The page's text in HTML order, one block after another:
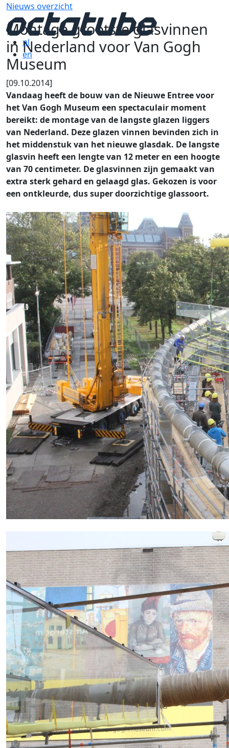
nl
en
Nieuws overzicht
Montage grootste glasvinnen
in Nederland voor Van Gogh
Museum
[09.10.2014]
Vandaag heeft de bouw van de Nieuwe Entree voor
het Van Gogh Museum een spectaculair moment
bereikt: de montage van de langste glazen liggers
van Nederland. Deze glazen vinnen bevinden zich in
het middenstuk van het nieuwe glasdak. De langste
glasvin heeft een lengte van 12 meter en een hoogte
van 70 centimeter. De glasvinnen zijn gemaakt van
extra sterk gehard en gelaagd glas. Gekozen is voor
een ontkleurde, dus super doorzichtige glassoort.